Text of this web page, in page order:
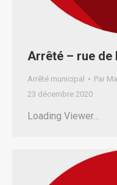
Arrêté – rue de
Arrêté municipal Par
23 décembre 2020
Loading Viewer…